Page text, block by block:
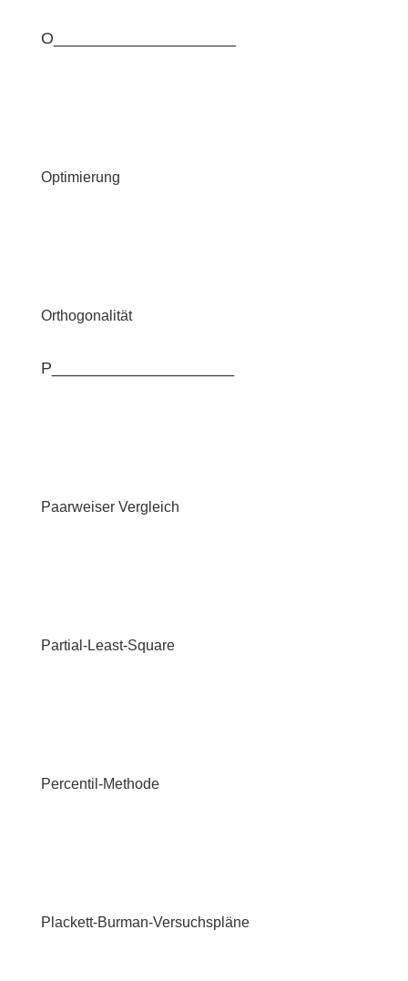
O____________________
Optimierung
Orthogonalität
P____________________
Paarweiser Vergleich
Partial-Least-Square
Percentil-Methode
Plackett-Burman-Versuchspläne